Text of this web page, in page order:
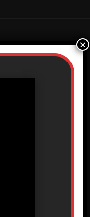
na
Pedagoškog muzeja pod
Cvetkovića. Na
×